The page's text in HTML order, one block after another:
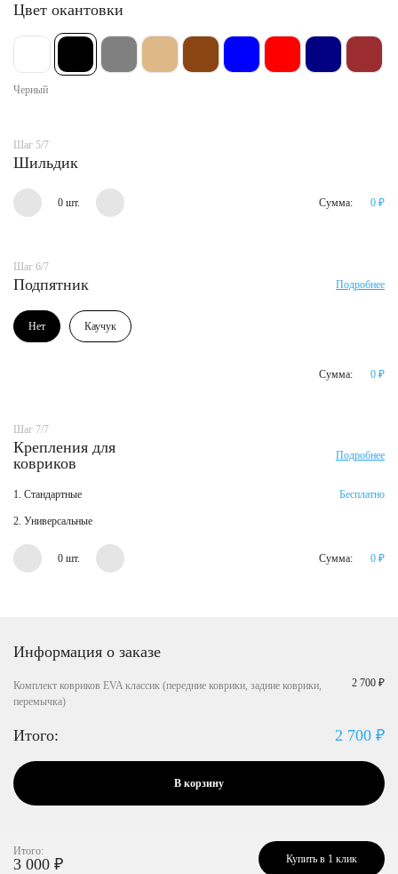
Цвет окантовки
Черный
Шаг 5/7
Шильдик
0 шт. Сумма: 0 ₽
Шаг 6/7
Подпятник Подробнее
Нет Каучук
Сумма: 0 ₽
Шаг 7/7
Крепления для
ковриков
Подробнее
1. Стандартные Бесплатно
2. Универсальные
0 шт. Сумма: 0 ₽
Информация о заказе
Комплект ковриков EVA классик (передние коврики, задние коврики,
перемычка)
2 700 ₽
Итого: 2 700 ₽
В корзину
Итого:
3 000 ₽ Купить в 1 клик